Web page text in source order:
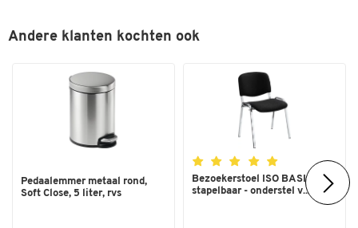
Andere klanten kochten ook
Pedaalemmer metaal rond,
Soft Close, 5 liter, rvs
Bezoekerstoel ISO BASIC –
stapelbaar - onderstel v...